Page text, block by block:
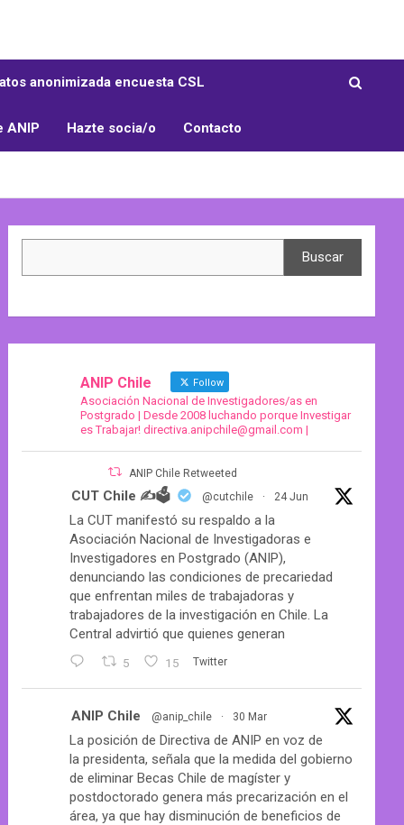
anonimizada encuesta CSL
ANIP Hazte socia/o Contacto
Buscar
ANIP Chile Follow
Asociación Nacional de Investigadores/as en
Postgrado | Desde 2008 luchando porque Investigar
es Trabajar! directiva.anipchile@gmail.com |
ANIP Chile Retweeted
CUT Chile ✍️🗳 @cutchile · 24 Jun
La CUT manifestó su respaldo a la
Asociación Nacional de Investigadoras e
Investigadores en Postgrado (ANIP),
denunciando las condiciones de precariedad
que enfrentan miles de trabajadoras y
trabajadores de la investigación en Chile. La
Central advirtió que quienes generan
5 15 Twitter
ANIP Chile @anip_chile · 30 Mar
La posición de Directiva de ANIP en voz de
la presidenta, señala que la medida del gobierno
de eliminar Becas Chile de magíster y
postdoctorado genera más precarización en el
área, ya que hay disminución de beneficios de